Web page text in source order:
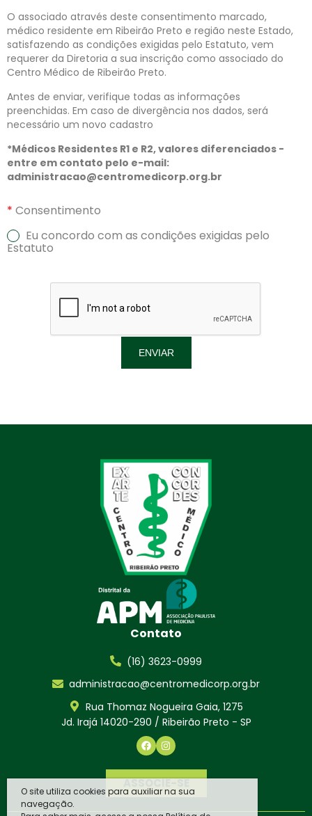
O associado através deste consentimento marcado,
médico residente em Ribeirão Preto e região neste Estado,
satisfazendo as condições exigidas pelo Estatuto, vem
requerer da Diretoria a sua inscrição como associado do
Centro Médico de Ribeirão Preto.
Antes de enviar, verifique todas as informações
preenchidas. Em caso de divergência nos dados, será
necessário um novo cadastro
*Médicos Residentes R1 e R2, valores diferenciados -
entre em contato pelo e-mail:
administracao@centromedicorp.org.br
Consentimento
Eu concordo com as condições exigidas pelo
Estatuto
ENVIAR
Contato
(16) 3623-0999
administracao@centromedicorp.org.br
Rua Thomaz Nogueira Gaia, 1275
Jd. Irajá 14020-290 / Ribeirão Preto - SP
ASSOCIE-SE
O site utiliza cookies para auxiliar na sua
navegação.